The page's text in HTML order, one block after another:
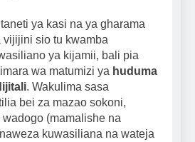
ya kasi na ya gharama
vijijini sio tu kwamba
ya kijamii, bali pia
wa matumizi ya huduma
. Wakulima sasa
bei za mazao sokoni,
(mamalishe na
kuwasiliana na wateja